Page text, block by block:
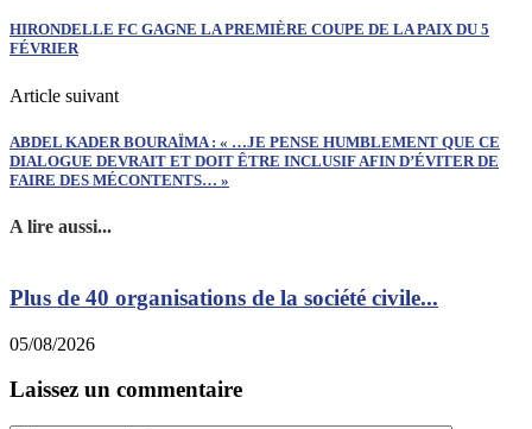
HIRONDELLE FC GAGNE LA PREMIÈRE COUPE DE LA PAIX DU 5
FÉVRIER
Article suivant
ABDEL KADER BOURAÏMA : « …JE PENSE HUMBLEMENT QUE CE
DIALOGUE DEVRAIT ET DOIT ÊTRE INCLUSIF AFIN D’ÉVITER DE
FAIRE DES MÉCONTENTS… »
A lire aussi...
Plus de 40 organisations de la société civile...
05/08/2026
Laissez un commentaire